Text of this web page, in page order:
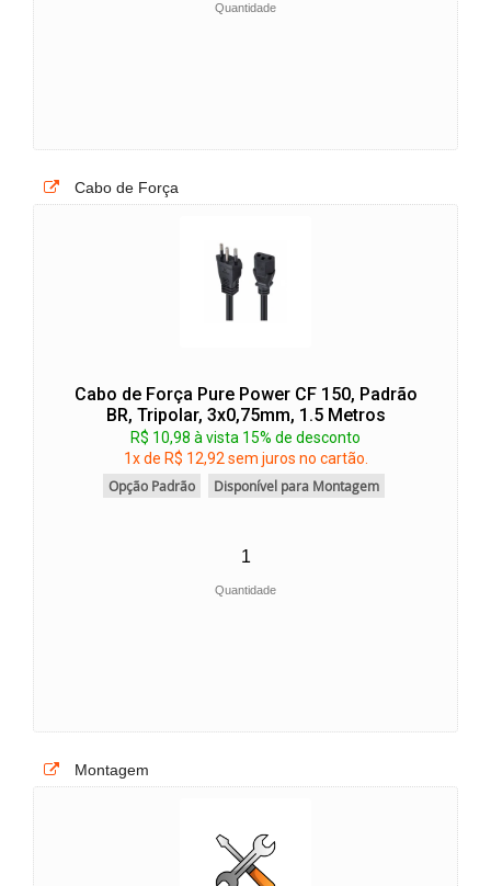
Quantidade
Cabo de Força
Cabo de Força Pure Power CF 150, Padrão
BR, Tripolar, 3x0,75mm, 1.5 Metros
R$ 10,98 à vista 15% de desconto
1x de R$ 12,92 sem juros no cartão.
Opção Padrão
Disponível para Montagem
Quantidade
Montagem